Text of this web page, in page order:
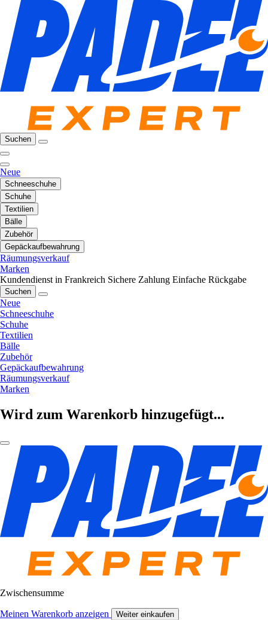
Suchen
Neue
Schneeschuhe
Schuhe
Textilien
Bälle
Zubehör
Gepäckaufbewahrung
Räumungsverkauf
Marken
Kundendienst in Frankreich Sichere Zahlung Einfache Rückgabe
Suchen
Neue
Schneeschuhe
Schuhe
Textilien
Bälle
Zubehör
Gepäckaufbewahrung
Räumungsverkauf
Marken
Wird zum Warenkorb hinzugefügt...
Zwischensumme
Meinen Warenkorb anzeigen Weiter einkaufen